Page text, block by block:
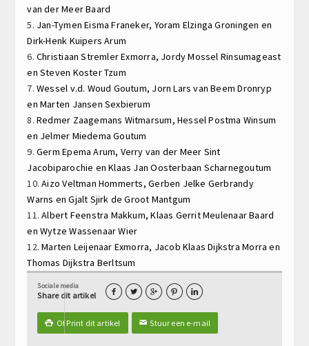
van der MeerBaard
5. Jan-Tymen EismaFraneker, Yoram ElzingaGroningen en
Dirk-Henk KuipersArum
6.Christiaan StremlerExmorra, Jordy Mossel Rinsumageast
enSteven KosterTzum
7.Wessel v.d. Woud Goutum, Jorn Lars van BeemDronryp
enMarten Jansen Sexbierum
8.Redmer Zaagemans Witmarsum, Hessel Postma Winsum
en Jelmer MiedemaGoutum
9.Germ EpemaArum, Verry van der Meer Sint
Jacobiparochie en Klaas Jan Oosterbaan Scharnegoutum
10.Aizo Veltman Hommerts,Gerben Jelke Gerbrandy
Warns enGjalt Sjirk de Groot Mantgum
11.Albert Feenstra Makkum,Klaas Gerrit MeulenaarBaard
enWytze WassenaarWier
12.Marten Leijenaar Exmorra, Jacob Klaas DijkstraMorra en
Thomas Dijkstra Berltsum
Sociale media
Share dit artikel     
 Of Print dit artikel ✉Stuur een e-mail